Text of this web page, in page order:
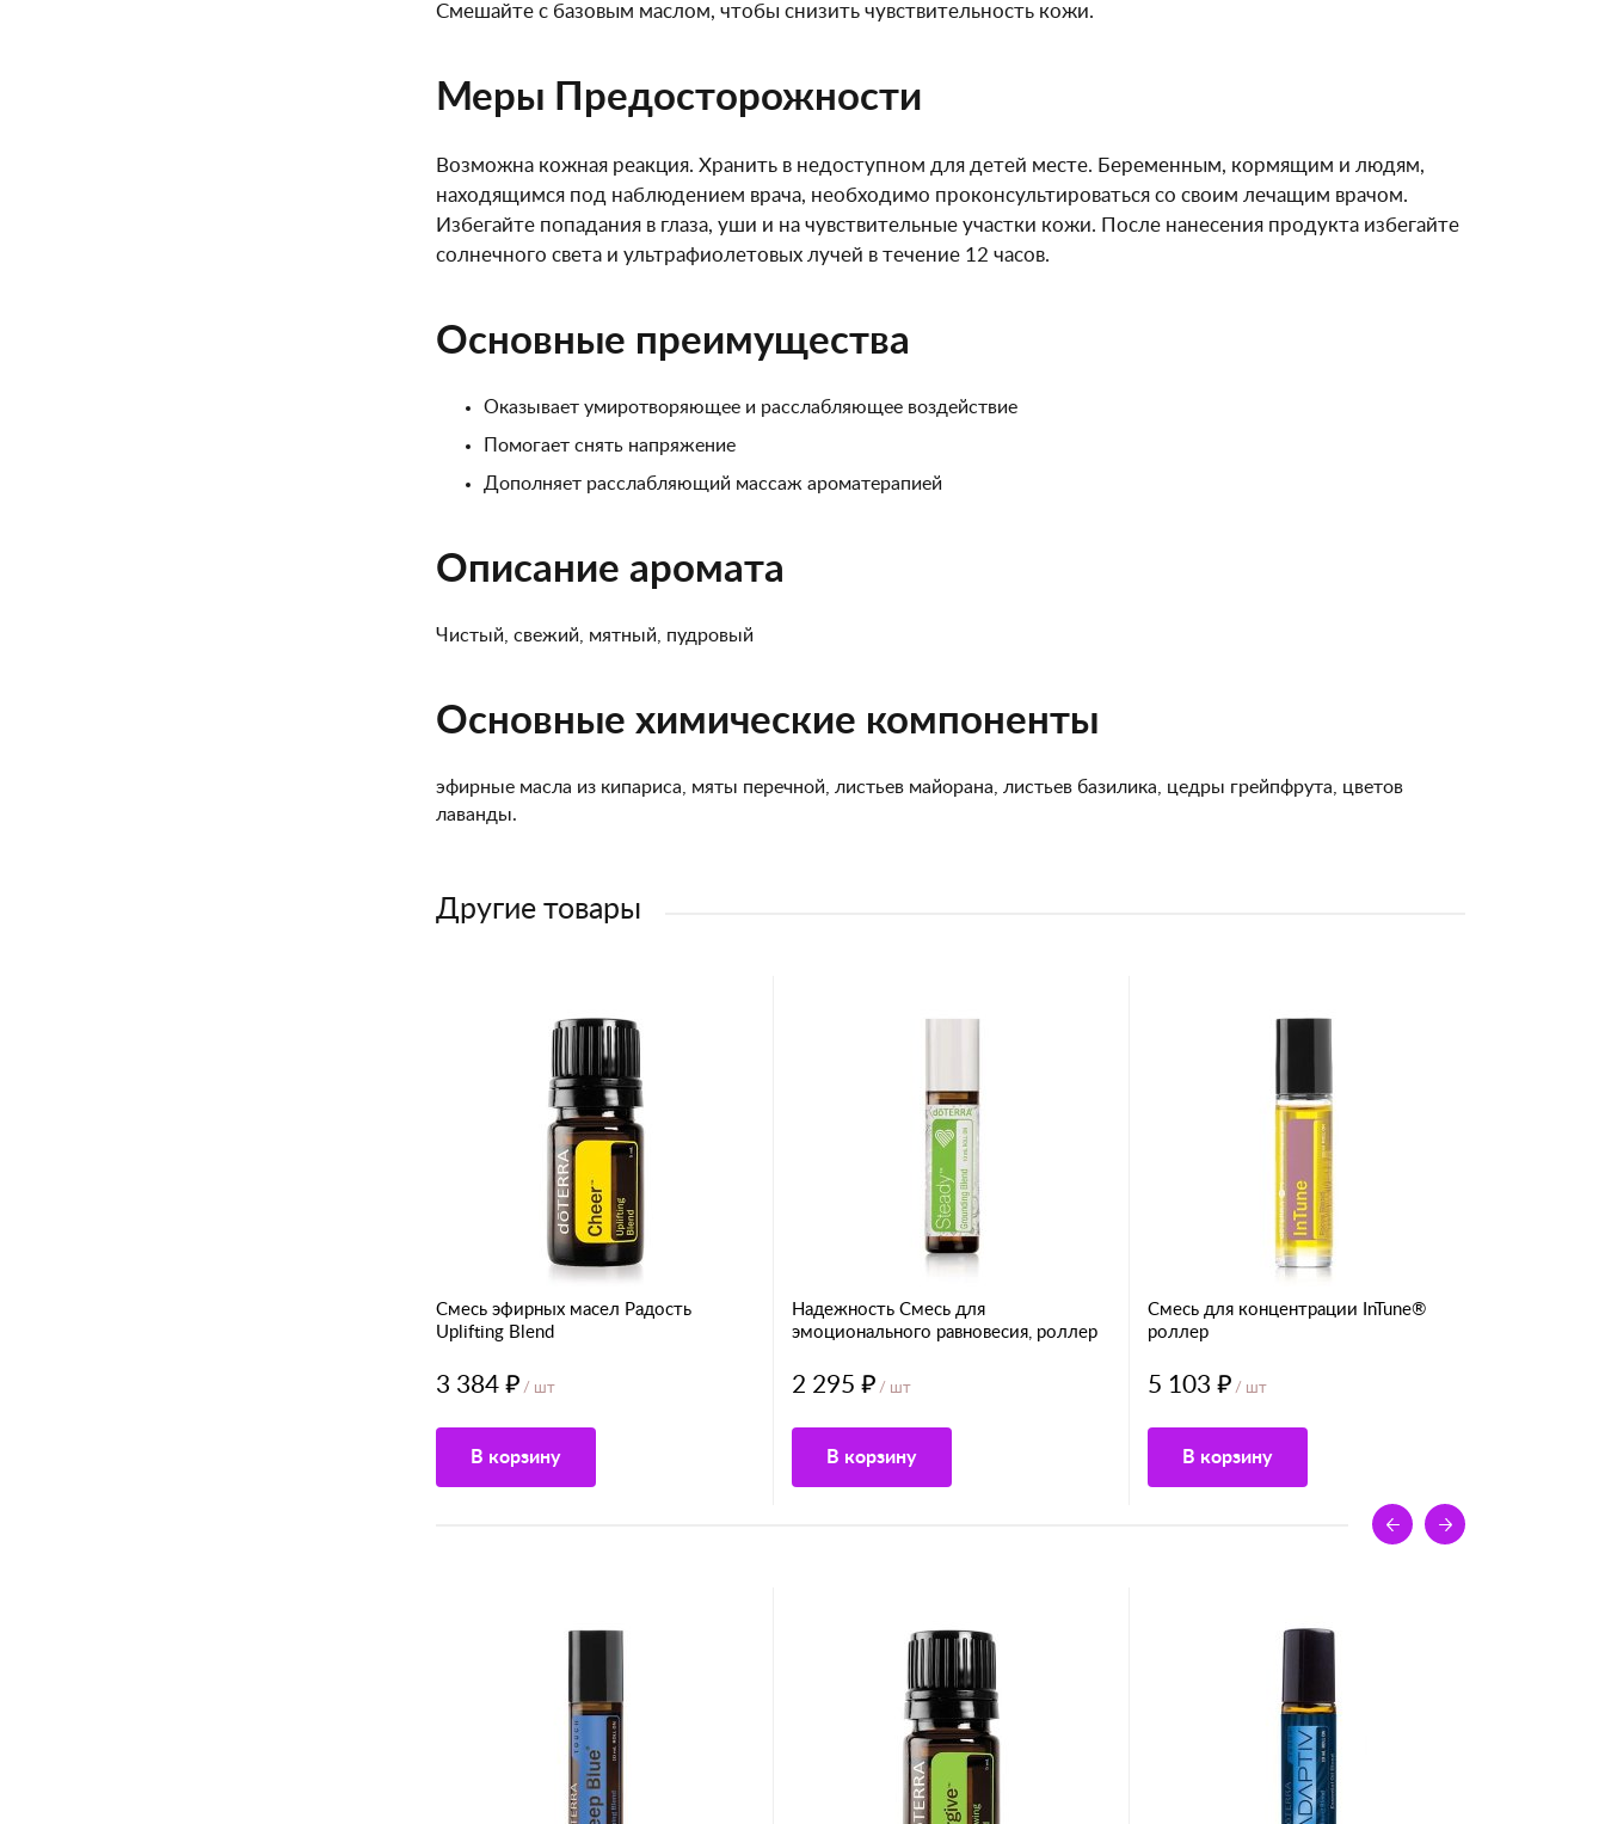
Смешайте с базовым маслом, чтобы снизить чувствительность кожи.
Меры Предосторожности
Возможна кожная реакция. Хранить в недоступном для детей месте. Беременным, кормящим и людям,
находящимся под наблюдением врача, необходимо проконсультироваться со своим лечащим врачом.
Избегайте попадания в глаза, уши и на чувствительные участки кожи. После нанесения продукта избегайте
солнечного света и ультрафиолетовых лучей в течение 12 часов.
Основные преимущества
Оказывает умиротворяющее и расслабляющее воздействие
Помогает снять напряжение
Дополняет расслабляющий массаж ароматерапией
Описание аромата
Чистый, свежий, мятный, пудровый
Основные химические компоненты
эфирные масла из кипариса, мяты перечной, листьев майорана, листьев базилика, цедры грейпфрута, цветов
лаванды.
Другие товары
Смесь эфирных масел Радость
Uplifting Blend
3 384 ₽ / шт
В корзину
Надежность Смесь для
эмоционального равновесия, роллер
2 295 ₽ / шт
В корзину
Смесь для концентрации InTune®
роллер
5 103 ₽ / шт
В корзину